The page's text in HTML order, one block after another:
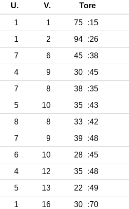
U. V. Tore
1 1 75 :15
1 2 94 :26
7 6 45 :38
4 9 30 :45
7 8 38 :35
5 10 35 :43
8 8 33 :42
7 9 39 :48
6 10 28 :45
4 12 35 :48
5 13 22 :49
1 16 30 :70